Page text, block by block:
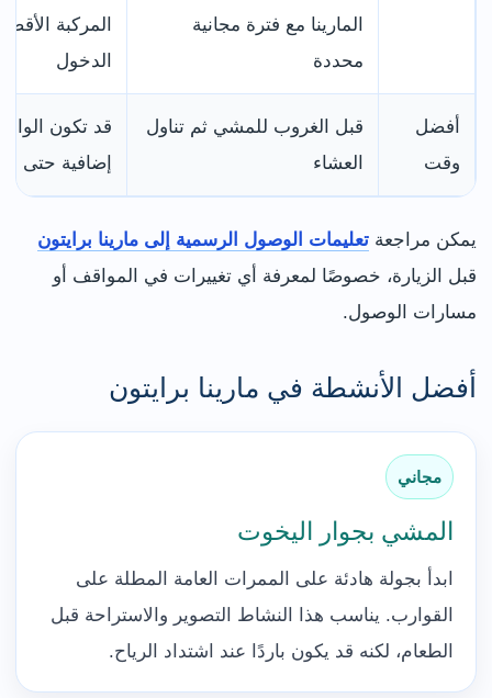
المارينا مع فترة مجانية
محددة
الدخول
أفضل
وقت
قبل الغروب للمشي ثم تناول
العشاء
قد تكون
إضافية حتى في
يمكن مراجعة تعليمات الوصول الرسمية إلى مارينا برايتون
قبل الزيارة، خصوصًا لمعرفة أي تغييرات في المواقف أو
مسارات الوصول.
أفضل الأنشطة في مارينا برايتون
مجاني
المشي بجوار اليخوت
ابدأ بجولة هادئة على الممرات العامة المطلة على
القوارب. يناسب هذا النشاط التصوير والاستراحة قبل
الطعام، لكنه قد يكون باردًا عند اشتداد الرياح.